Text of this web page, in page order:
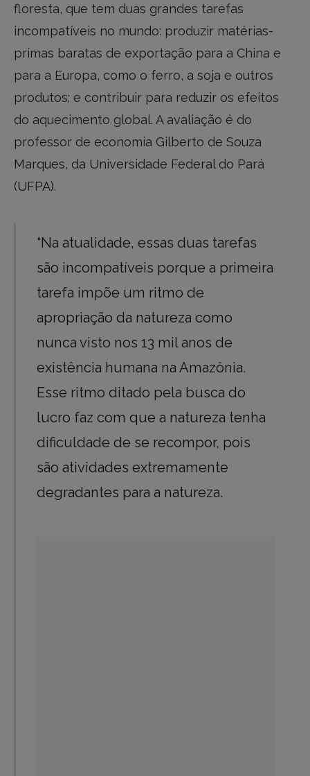
floresta, que tem duas grandes tarefas
incompatíveis no mundo: produzir matérias-
primas baratas de exportação para a China e
para a Europa, como o ferro, a soja e outros
produtos; e contribuir para reduzir os efeitos
do aquecimento global. A avaliação é do
professor de economia Gilberto de Souza
Marques, da Universidade Federal do Pará
(UFPA).
“Na atualidade, essas duas tarefas
são incompatíveis porque a primeira
tarefa impõe um ritmo de
apropriação da natureza como
nunca visto nos 13 mil anos de
existência humana na Amazônia.
Esse ritmo ditado pela busca do
lucro faz com que a natureza tenha
dificuldade de se recompor, pois
são atividades extremamente
degradantes para a natureza.